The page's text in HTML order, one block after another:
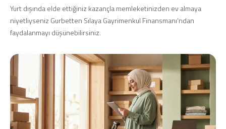
Yurt dışında elde ettiğiniz kazançla memleketinizden ev almaya
niyetliyseniz Gurbetten Sılaya Gayrimenkul Finansmanı'ndan
faydalanmayı düşünebilirsiniz.